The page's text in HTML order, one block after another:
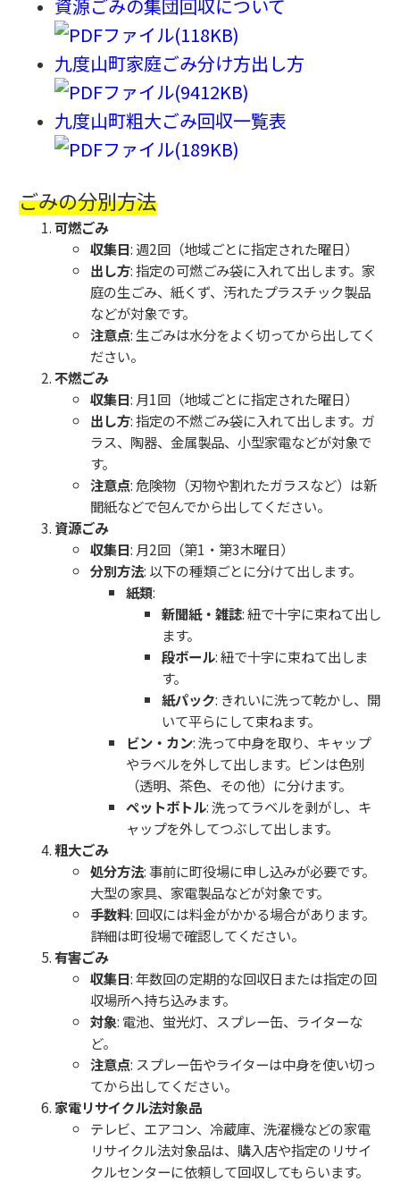
資源ごみの集団回収について
(118KB)
九度山町家庭ごみ分け方出し方
(9412KB)
九度山町粗大ごみ回収一覧表
(189KB)
ごみの分別方法
可燃ごみ
収集日: 週2回（地域ごとに指定された曜日）
出し方: 指定の可燃ごみ袋に入れて出します。家
庭の生ごみ、紙くず、汚れたプラスチック製品
などが対象です。
注意点: 生ごみは水分をよく切ってから出してく
ださい。
不燃ごみ
収集日: 月1回（地域ごとに指定された曜日）
出し方: 指定の不燃ごみ袋に入れて出します。ガ
ラス、陶器、金属製品、小型家電などが対象で
す。
注意点: 危険物（刃物や割れたガラスなど）は新
聞紙などで包んでから出してください。
資源ごみ
収集日: 月2回（第1・第3木曜日）
分別方法: 以下の種類ごとに分けて出します。
紙類:
新聞紙・雑誌: 紐で十字に束ねて出し
ます。
段ボール: 紐で十字に束ねて出しま
す。
紙パック: きれいに洗って乾かし、開
いて平らにして束ねます。
ビン・カン: 洗って中身を取り、キャップ
やラベルを外して出します。ビンは色別
（透明、茶色、その他）に分けます。
ペットボトル: 洗ってラベルを剥がし、キ
ャップを外してつぶして出します。
粗大ごみ
処分方法: 事前に町役場に申し込みが必要です。
大型の家具、家電製品などが対象です。
手数料: 回収には料金がかかる場合があります。
詳細は町役場で確認してください。
有害ごみ
収集日: 年数回の定期的な回収日または指定の回
収場所へ持ち込みます。
対象: 電池、蛍光灯、スプレー缶、ライターな
ど。
注意点: スプレー缶やライターは中身を使い切っ
てから出してください。
家電リサイクル法対象品
テレビ、エアコン、冷蔵庫、洗濯機などの家電
リサイクル法対象品は、購入店や指定のリサイ
クルセンターに依頼して回収してもらいます。